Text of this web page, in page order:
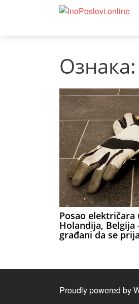
Ознака:
Posao
Holandija, Belgija
građani da se
Proudly powered by